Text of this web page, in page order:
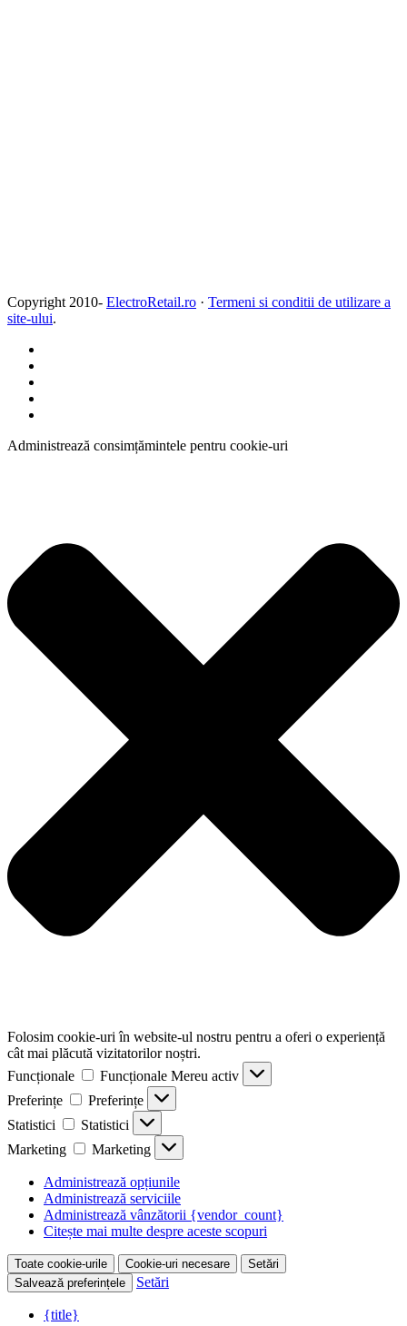
Copyright 2010- ElectroRetail.ro · Termeni si conditii de utilizare a
site-ului.
Administrează consimțămintele pentru cookie-uri
Folosim cookie-uri în website-ul nostru pentru a oferi o experiență
cât mai plăcută vizitatorilor noștri.
Funcționale
Funcționale Mereu activ
Preferințe
Preferințe
Statistici
Statistici
Marketing
Marketing
Administrează opțiunile
Administrează serviciile
Administrează vânzătorii {vendor_count}
Citește mai multe despre aceste scopuri
Toate cookie-urile Cookie-uri necesare
Setări
Salvează preferințele
Setări
{title}